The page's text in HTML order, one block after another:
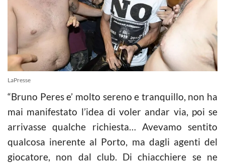
LaPresse
“Bruno Peres e’ molto sereno e tranquillo, non ha
mai manifestato l’idea di voler andar via, poi se
arrivasse qualche richiesta… Avevamo sentito
qualcosa inerente al Porto, ma dagli agenti del
giocatore, non dal club. Di chiacchiere se ne